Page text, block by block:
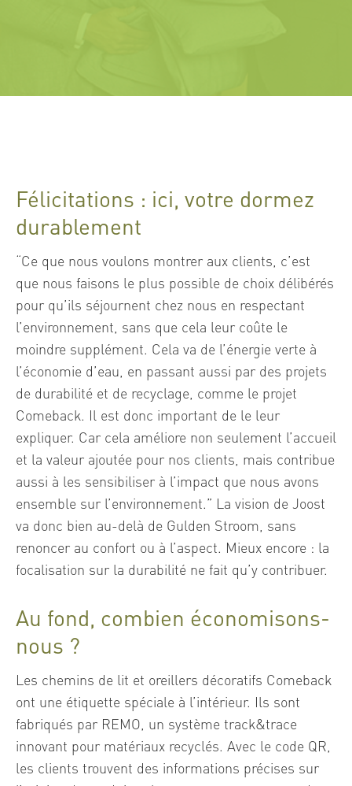
Félicitations : ici, votre dormez
durablement
“Ce que nous voulons montrer aux clients, c’est
que nous faisons le plus possible de choix délibérés
pour qu’ils séjournent chez nous en respectant
l’environnement, sans que cela leur coûte le
moindre supplément. Cela va de l’énergie verte à
l’économie d’eau, en passant aussi par des projets
de durabilité et de recyclage, comme le projet
Comeback. Il est donc important de le leur
expliquer. Car cela améliore non seulement l’accueil
et la valeur ajoutée pour nos clients, mais contribue
aussi à les sensibiliser à l’impact que nous avons
ensemble sur l’environnement.” La vision de Joost
va donc bien au-delà de Gulden Stroom, sans
renoncer au confort ou à l’aspect. Mieux encore : la
focalisation sur la durabilité ne fait qu’y contribuer.
Au fond, combien économisons-
nous ?
Les chemins de lit et oreillers décoratifs Comeback
ont une étiquette spéciale à l’intérieur. Ils sont
fabriqués par REMO, un système track&trace
innovant pour matériaux recyclés. Avec le code QR,
les clients trouvent des informations précises sur